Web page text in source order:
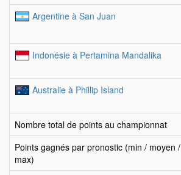
Argentine à San Juan
Indonésie à Pertamina Mandalika
Australie à Phillip Island
Nombre total de points au championnat
Points gagnés par pronostic (min / moyen /
max)